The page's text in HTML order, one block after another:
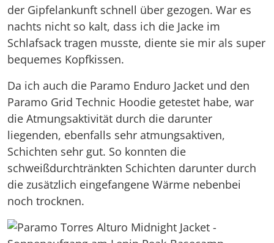
der Gipfelankunft schnell über gezogen. War es
nachts nicht so kalt, dass ich die Jacke im
Schlafsack tragen musste, diente sie mir als super
bequemes Kopfkissen.
Da ich auch die Paramo Enduro Jacket und den
Paramo Grid Technic Hoodie getestet habe, war
die Atmungsaktivität durch die darunter
liegenden, ebenfalls sehr atmungsaktiven,
Schichten sehr gut. So konnten die
schweißdurchtränkten Schichten darunter durch
die zusätzlich eingefangene Wärme nebenbei
noch trocknen.